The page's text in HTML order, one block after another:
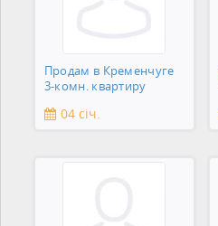
Продам в Кременчуге
3-комн. квартиру
04 січ.